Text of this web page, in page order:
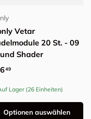
Vetar
20 St. - 09
Shader
Preis
49
Lager (26 Einheiten)
Optionen auswählen